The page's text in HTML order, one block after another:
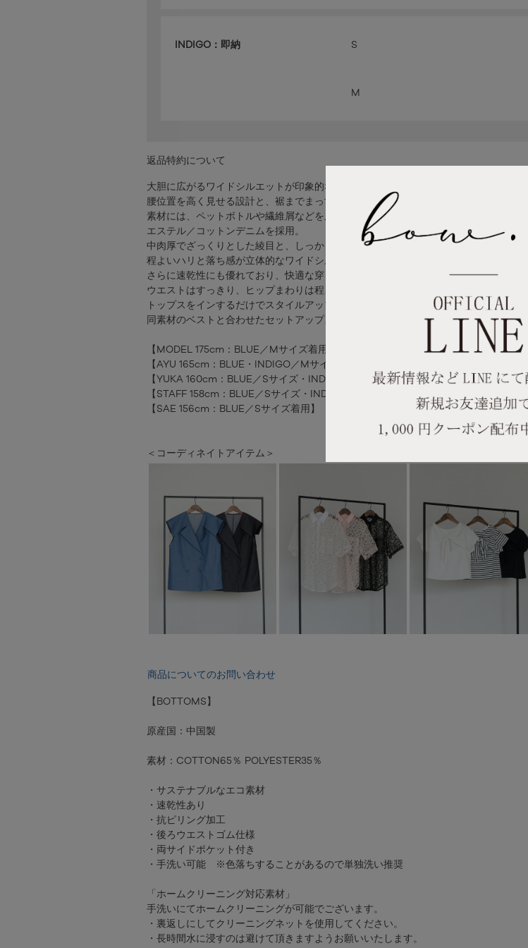
INDIGO：即納 S
M
返品特約について
大胆に広がるワイドシルエットが印象的なデニムパンツ。
腰位置を高く見せる設計と、裾までまっすぐ落ちるラインで自然な脚長効果を叶えます
素材には、ペットボトルや繊維屑などを原料とした「ECOPET®」ポリエステルとオ
エステル／コットンデニムを採用。
中肉厚でざっくりとした綾目と、しっかりとしたハリ・コシのある風合いが特徴です。
程よいハリと落ち感が立体的なワイドシルエットを美しくキープし、ボリュームがあ
さらに速乾性にも優れており、快適な穿き心地が持続します。
ウエストはすっきり、ヒップまわりは程よくゆとりを持たせることで、 体のラインを
トップスをインするだけでスタイルアップが完成。
同素材のベストと合わせたセットアップスタイルもおすすめです。
【MODEL 175cm：BLUE／Mサイズ着用】
【AYU 165cm：BLUE・INDIGO／Mサイズ着用】
【YUKA 160cm：BLUE／Sサイズ・INDIGO／Mサイズ着用】
【STAFF 158cm：BLUE／Sサイズ・INDIGO／Mサイズ着用】
【SAE 156cm：BLUE／Sサイズ着用】
＜コーディネイトアイテム＞
商品についてのお問い合わせ
【BOTTOMS】
原産国：中国製
素材：COTTON65％ POLYESTER35％
・サステナブルなエコ素材
・速乾性あり
・抗ピリング加工
・後ろウエストゴム仕様
・両サイドポケット付き
・手洗い可能 ※色落ちすることがあるので単独洗い推奨
「ホームクリーニング対応素材」
手洗いにてホームクリーニングが可能でございます。
・裏返しにしてクリーニングネットを使用してください。
・長時間水に浸すのは避けて頂きますようお願いいたします。